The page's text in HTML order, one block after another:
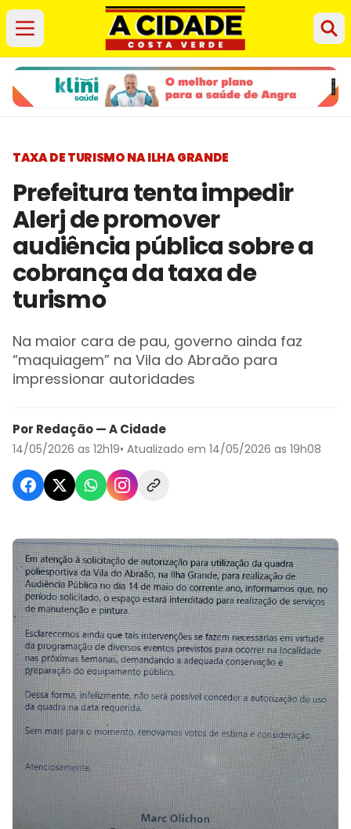
TAXA DE TURISMO NA ILHA GRANDE
Prefeitura tenta impedir
Alerj de promover
audiência pública sobre a
cobrança da taxa de
turismo
Na maior cara de pau, governo ainda faz
“maquiagem” na Vila do Abraão para
impressionar autoridades
Por Redação — A Cidade
14/05/2026 as 12h19• Atualizado em 14/05/2026 as 19h08